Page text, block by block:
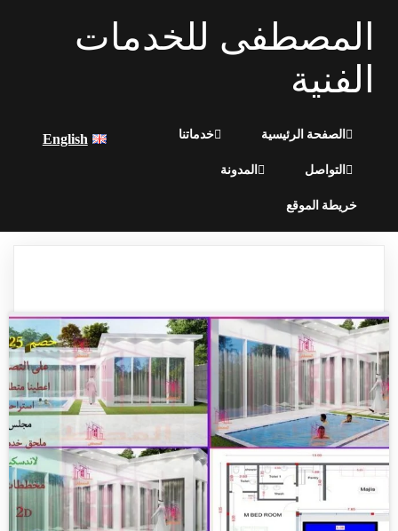
المصطفى للخدمات
الفنية
الصفحة الرئيسية خدماتنا
التواصل المدونة
خريطة الموقع
English